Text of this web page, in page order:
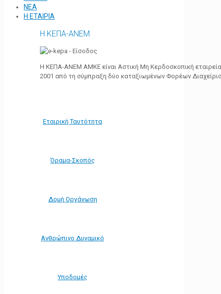
ΝΕΑ
Η ΕΤΑΙΡΙΑ
Η ΚΕΠΑ-ΑΝΕΜ
Η ΚΕΠΑ-ΑΝΕΜ ΑΜΚΕ είναι Αστική Μη Κερδοσκοπική
2001 από τη σύμπραξη δύο καταξιωμένων Φορέων
Εταιρική Ταυτότητα
Όραμα-Σκοπός
Δομή Οργάνωση
Ανθρώπινο Δυναμικό
Υποδομές